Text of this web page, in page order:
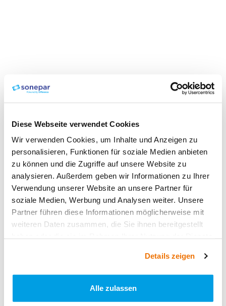
Diese Webseite verwendet Cookies
Wir verwenden Cookies, um Inhalte und Anzeigen zu
personalisieren, Funktionen für soziale Medien anbieten
zu können und die Zugriffe auf unsere Website zu
analysieren. Außerdem geben wir Informationen zu Ihrer
Verwendung unserer Website an unsere Partner für
soziale Medien, Werbung und Analysen weiter. Unsere
Partner führen diese Informationen möglicherweise mit
weiteren Daten zusammen, die Sie ihnen bereitgestellt
Details zeigen
Alle zulassen